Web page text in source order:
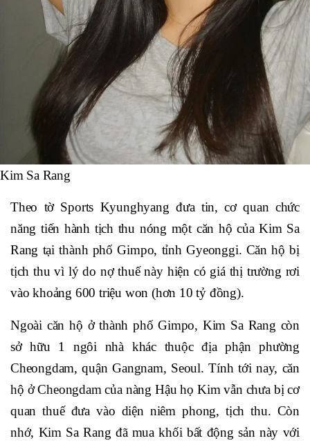
Kim Sa Rang
Theo tờ Sports Kyunghyang đưa tin, cơ quan chức
năng tiến hành tịch thu nóng một căn hộ của Kim Sa
Rang tại thành phố Gimpo, tỉnh Gyeonggi. Căn hộ bị
tịch thu vì lý do nợ thuế này hiện có giá thị trường rơi
vào khoảng 600 triệu won (hơn 10 tỷ đồng).
Ngoài căn hộ ở thành phố Gimpo, Kim Sa Rang còn
sở hữu 1 ngôi nhà khác thuộc địa phận phường
Cheongdam, quận Gangnam, Seoul. Tính tới nay, căn
hộ ở Cheongdam của nàng Hậu họ Kim vẫn chưa bị cơ
quan thuế đưa vào diện niêm phong, tịch thu. Còn
nhớ, Kim Sa Rang đã mua khối bất động sản này với